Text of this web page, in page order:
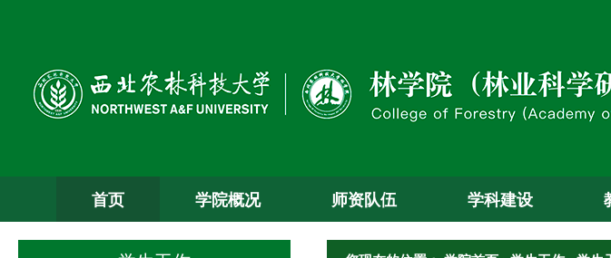
首页 学院概况 师资队伍 学科建设